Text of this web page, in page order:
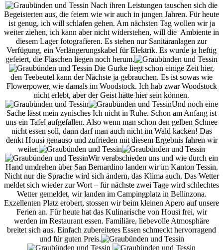
Nach ihren Leistungen tauschen sich die
Begeisterten aus, die feiern wie wir auch in jungen Jahren. Für heute
ist genug, ich will schlafen gehen. Am nächsten Tag wollen wir ja
weiter ziehen, ich kann aber nicht widerstehen, will die Ambiente in
diesem Lager fotografieren. Es stehen nur Sanitäranlagen zur
Verfügung, ein Verlängerungskabel für Elektrik. Es wurde ja heftig
gefeiert, die Flaschen liegen noch herum.
Die Gurke liegt schon einige Zeit hier,
den Teebeutel kann der Nächste ja gebrauchen. Es ist sowas wie
Flowerpower, wie damals im Woodstock. Ich hab zwar Woodstock
nicht erlebt, aber der Geist hätte hier sein können.
Und noch eine
Sache lässt mein zynisches Ich nicht in Ruhe. Schon am Anfang ist
uns ein Tafel aufgefallen. Also wenn man schon den gelben Schnee
nicht essen soll, dann darf man auch nicht im Wald kacken! Das
denkt Housi genauso und zufrieden mit diesem Ergebnis fahren wir
weiter.
Wir verabschieden uns und wie durch ein
Hand umdrehen über San Bernardino landen wir im Kanton Tessin.
Nicht nur die Sprache wird sich ändern, das Klima auch. Das Wetter
meldet sich wieder zur Wort – für nächste zwei Tage wird schlechtes
Wetter gemeldet, wir landen im Campingplatz in Bellinzona.
Exzellenten Platz erobert, stossen wir beim kleinen Apero auf unsere
Ferien an. Für heute hat das Kulinarische von Housi frei, wir
werden im Restaurant essen. Familiäre, liebevolle Atmosphäre
breitet sich aus. Einfach zubereitetes Essen schmeckt hervorragend
und für guten Preis.